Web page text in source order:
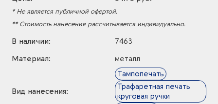
* Не является публичной офертой.
** Стоимость нанесения рассчитывается индивидуально.
В наличии:
7463
Материал:
металл
Вид нанесения:
Тампопечать
Трафаретная печать
круговая ручки